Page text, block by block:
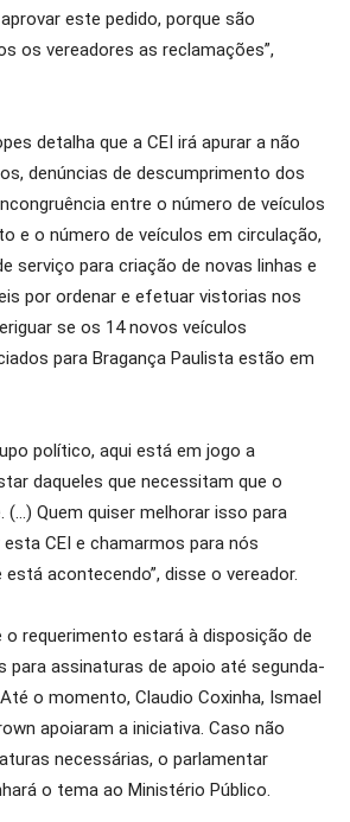
este pedido, porque são
os vereadores as reclamações”,
detalha que a CEI irá apurar a não
denúncias de descumprimento dos
entre o número de veículos
e o número de veículos em circulação,
serviço para criação de novas linhas e
por ordenar e efetuar vistorias nos
se os 14 novos veículos
para Bragança Paulista estão em
político, aqui está em jogo a
daqueles que necessitam que o
Quem quiser melhorar isso para
CEI e chamarmos para nós
acontecendo”, disse o vereador.
requerimento estará à disposição de
para assinaturas de apoio até segunda-
o momento, Claudio Coxinha, Ismael
apoiaram a iniciativa. Caso não
necessárias, o parlamentar
o tema ao Ministério Público.